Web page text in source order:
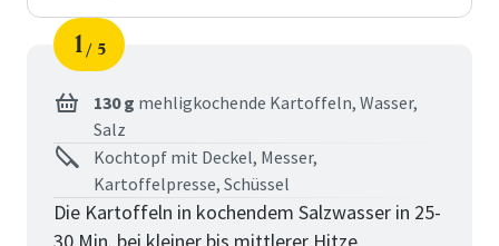
Schritt
1
von
5
130 g mehligkochende Kartoffeln, Wasser,
Salz
Kochtopf mit Deckel, Messer,
Kartoffelpresse, Schüssel
Die Kartoffeln in kochendem Salzwasser in 25-